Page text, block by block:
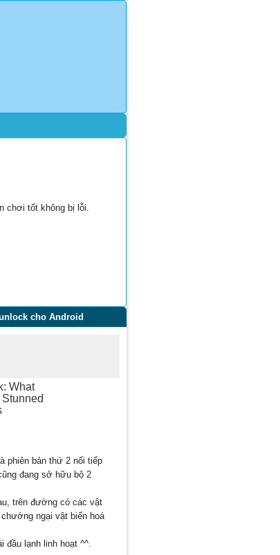
chơi tốt không bị lỗi.
cho Android
phiên bản thứ 2 nối tiếp
đang sở hữu bộ 2
trên đường có các vật
ngại vật biến hoá
đầu lạnh linh hoạt ^^.